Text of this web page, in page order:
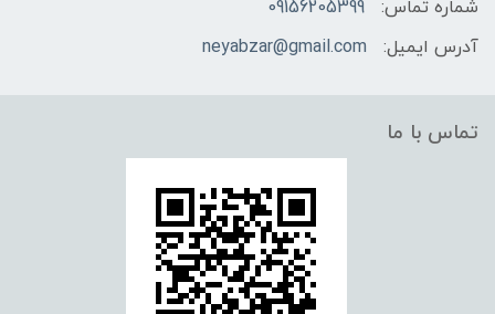
شماره تماس:
09156205399
آدرس ایمیل:
neyabzar@gmail.com
تماس با ما